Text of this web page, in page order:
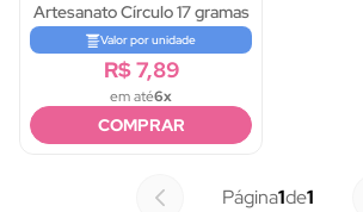
Artesanato Círculo 17 gramas
Valor por unidade
R$ 7,89
em até6x
COMPRAR
Página1de1